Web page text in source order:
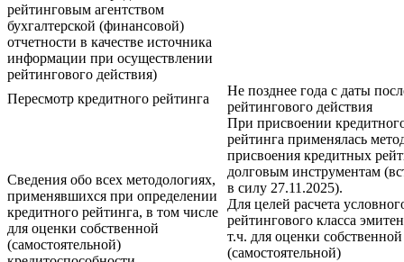
рейтинговым агентством
бухгалтерской (финансовой)
отчетности в качестве источника
информации при осуществлении
рейтингового действия)
Пересмотр кредитного рейтинга
Не позднее года с даты
рейтингового действия
Сведения обо всех методологиях,
применявшихся при определении
кредитного рейтинга, в том числе
для оценки собственной
(самостоятельной)
При присвоении
рейтинга применялась
присвоения кредитных
долговым инструментам
в силу 27.11.2025).
Для целей расчета
рейтингового класса
т.ч. для оценки собственной
(самостоятельной)